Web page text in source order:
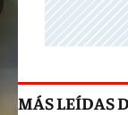
MÁS LEÍDAS